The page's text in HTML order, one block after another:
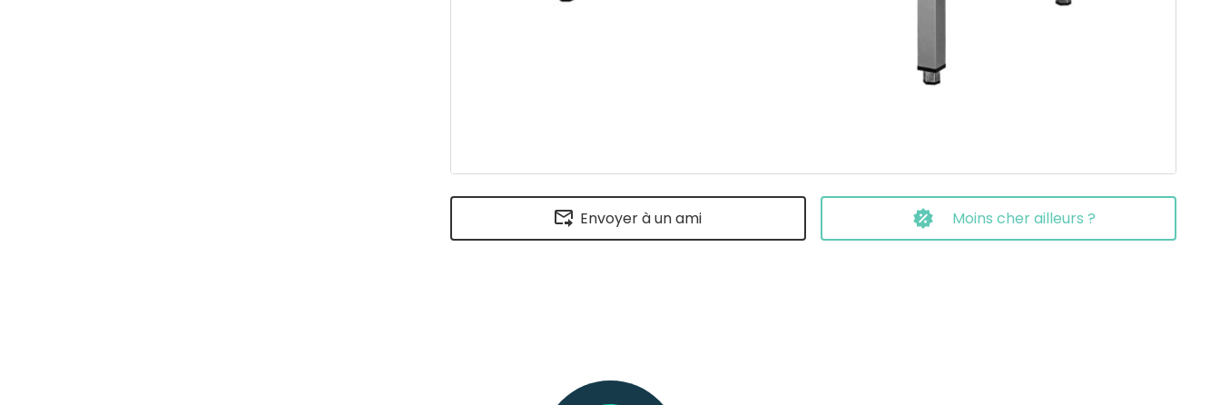
Envoyer à un ami Moins cher ailleurs ?